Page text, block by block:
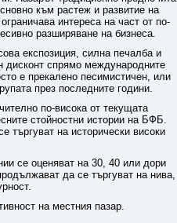
към растеж и развитие на
интереса на част от по-
разширяване на бизнеса.
експозиция, силна печалба и
дисконт спрямо международните
е прекалено песимистичен, или
през последните години.
по-висока от текущата
стойностни истории на БФБ.
търгуват на исторически високи
се оценяват на 30, 40 или дори
да се търгуват на нива,
на местния пазар.